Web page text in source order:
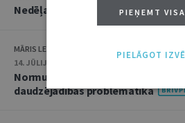
Nedēļas notikumu apskats: 13.–17.
MĀRIS LEJA
14. JŪLIJS 2026
Normu konkurences un noziedzīgu
daudzējādības problemātika
PIEŅEMT
PIELĀGOT